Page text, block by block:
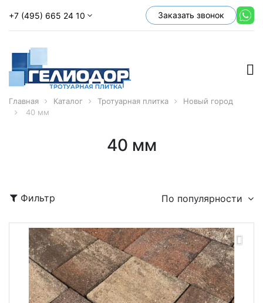
+7 (495) 665 24 10 Заказать звонок
Главная Каталог Тротуарная плитка
Новый город
40 мм
40 мм
Фильтр По популярности